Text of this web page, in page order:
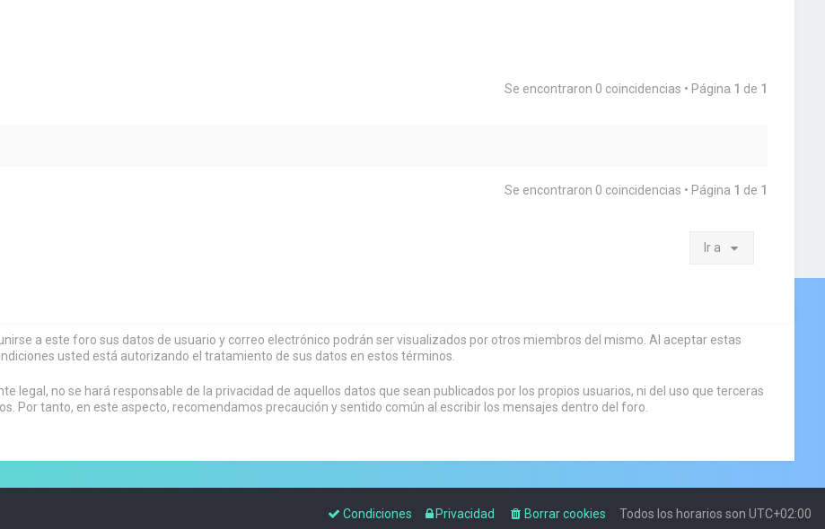
Se encontraron 0 coincidencias • Página 1 de 1
Se encontraron 0 coincidencias • Página 1 de 1
Ir a
a este foro sus datos de usuario y correo electrónico podrán ser visualizados por otros miembros del mismo. Al aceptar estas
usted está autorizando el tratamiento de sus datos en estos términos.
legal, no se hará responsable de la privacidad de aquellos datos que sean publicados por los propios usuarios, ni del uso que terceras
Por tanto, en este aspecto, recomendamos precaución y sentido común al escribir los mensajes dentro del foro.
Todos los horarios son UTC+02:00
Borrar cookies
Privacidad
Condiciones